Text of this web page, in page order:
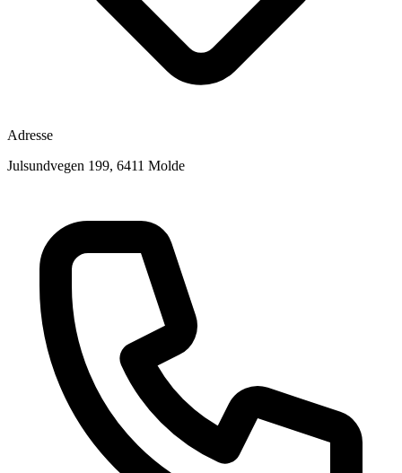
Adresse
Julsundvegen 199, 6411 Molde